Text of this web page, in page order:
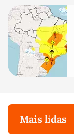
Mais lidas